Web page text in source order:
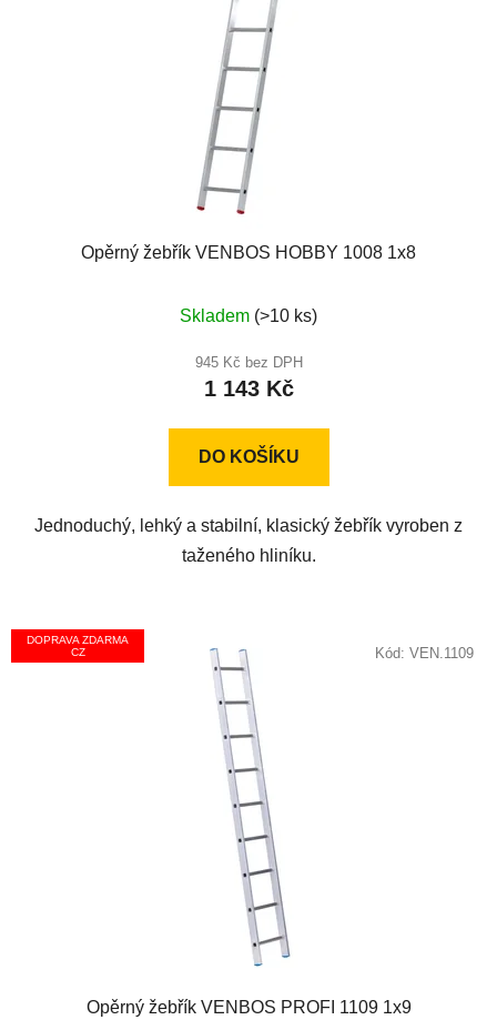
Opěrný žebřík VENBOS HOBBY 1008 1x8
hodnocení
produktu
je
z
Skladem (>10 ks)
945 Kč bez DPH
1 143 Kč
DO KOŠÍKU
Jednoduchý, lehký a stabilní, klasický žebřík vyroben z
taženého hliníku.
DOPRAVA ZDARMA
CZ
Opěrný žebřík VENBOS PROFI 1109 1x9
Kód: VEN.1109